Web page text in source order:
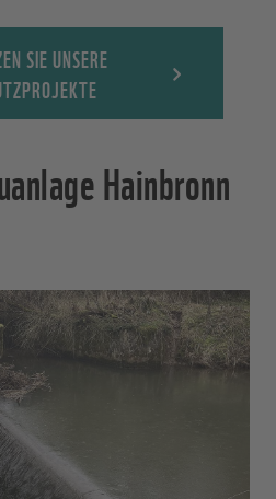
SIE UNSERE
Hainbronn